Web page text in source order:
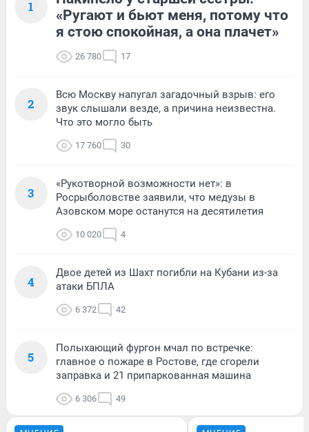
1
«Ругают и бьют меня, потому что
я стою спокойная, а она плачет»
26 780 17
2
Всю Москву напугал загадочный взрыв: его
звук слышали везде, а причина неизвестна.
Что это могло быть
17 760 30
3
«Рукотворной возможности нет»: в
Росрыболовстве заявили, что медузы в
Азовском море останутся на десятилетия
10 020 4
4
Двое детей из Шахт погибли на Кубани из-за
атаки БПЛА
6 372 42
5
Полыхающий фургон мчал по встречке:
главное о пожаре в Ростове, где сгорели
заправка и 21 припаркованная машина
6 306 49